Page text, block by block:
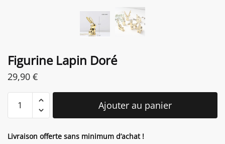
Figurine Lapin Doré
29,90 €
Lapin
Ajouter au panier
Livraison offerte sans minimum d’achat !